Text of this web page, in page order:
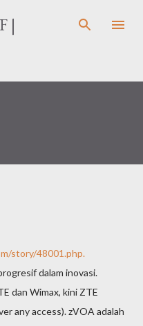
utama
|
story/48001.php.
dalam inovasi.
dan Wimax, kini ZTE
any access). zVOA adalah